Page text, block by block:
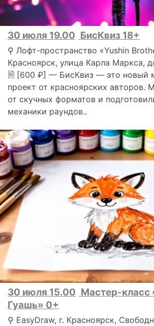
30 июля 19.00 БисКвиз 18+
⚲ Лофт-пространство «Yushin
Красноярск, улица Карла Маркса,
🗎 [600 ₽] — БисКвиз — это новый
проект от красноярских авторов.
от скучных форматов и
механики раундов..
30 июля 15.00 Мастер-класс
Гуашь» 0+
⚲ EasyDraw, г. Красноярск,